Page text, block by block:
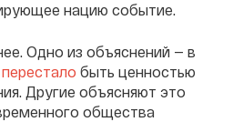
нацию событие.
Одно из объяснений — в
перестало быть ценностью
Другие объясняют это
общества